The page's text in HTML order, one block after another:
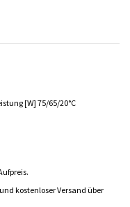
[W] 75/65/20°C
kostenloser Versand über